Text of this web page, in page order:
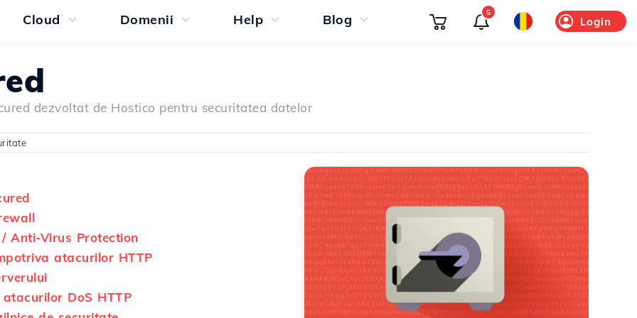
Cloud Domenii Help Blog Login
5
dezvoltat de Hostico pentru securitatea datelor
Anti-Virus Protection
atacurilor HTTP
atacurilor DoS HTTP